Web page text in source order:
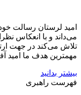
امید لرستان رسالت
می‌داند و با انعکاس
تلاش می‌کند در جهت
مهمترین هدف ما امید
بیشتر بدانید
فهرست راهبری